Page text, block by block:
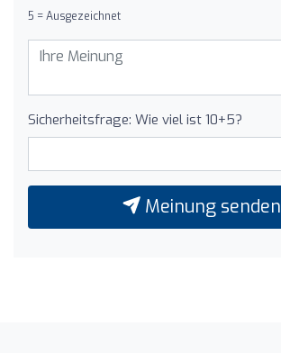
5 = Ausgezeichnet
Sicherheitsfrage: Wie viel ist 10+5?
Meinung senden